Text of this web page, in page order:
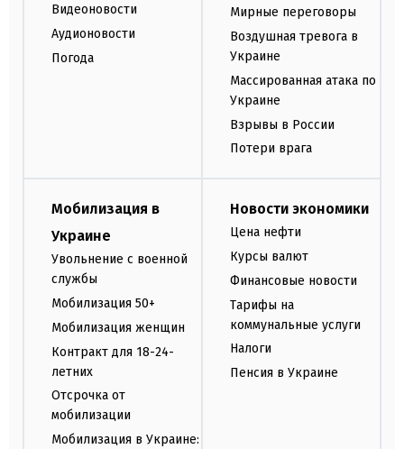
Видеоновости
Аудионовости
Погода
Мирные переговоры
Воздушная тревога в
Украине
Массированная атака по
Украине
Взрывы в России
Потери врага
Мобилизация в
Украине
Увольнение с военной
службы
Мобилизация 50+
Мобилизация женщин
Контракт для 18-24-
летних
Отсрочка от
мобилизации
Мобилизация в Украине:
Новости экономики
Цена нефти
Курсы валют
Финансовые новости
Тарифы на
коммунальные услуги
Налоги
Пенсия в Украине